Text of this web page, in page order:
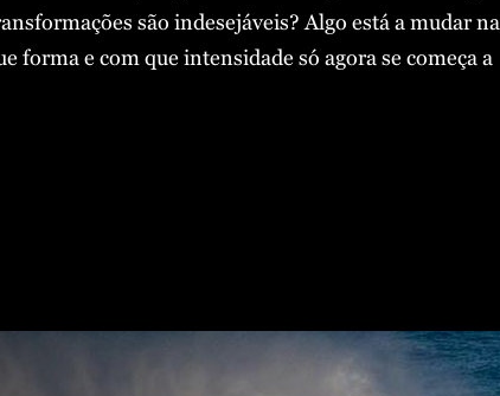
são indesejáveis? Algo está a mudar na
forma e com que intensidade só agora se começa a